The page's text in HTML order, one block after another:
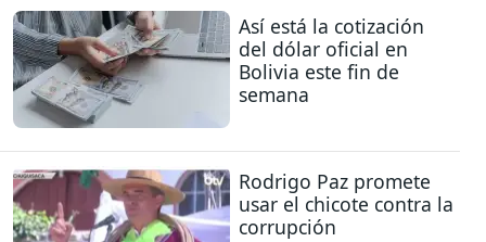
Así está la cotización
del dólar oficial en
Bolivia este fin de
semana
Rodrigo Paz promete
usar el chicote contra la
corrupción